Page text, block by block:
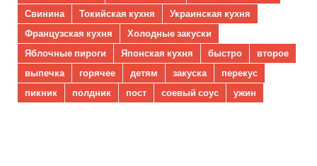
Свинина
Токийская кухня
Украинская кухня
Французская кухня
Холодные закуски
Яблочные пироги
Японская кухня быстро
второе
выпечка
горячее детям закуска
перекус
пикник
полдник пост соевый соус ужин